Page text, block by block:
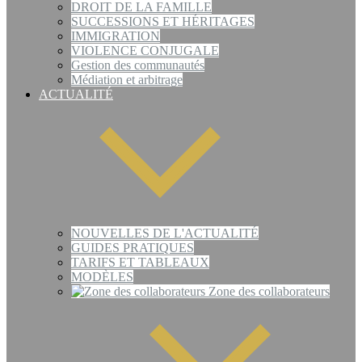
DROIT DE LA FAMILLE
SUCCESSIONS ET HÉRITAGES
IMMIGRATION
VIOLENCE CONJUGALE
Gestion des communautés
Médiation et arbitrage
ACTUALITÉ
NOUVELLES DE L'ACTUALITÉ
GUIDES PRATIQUES
TARIFS ET TABLEAUX
MODÈLES
Zone des collaborateurs